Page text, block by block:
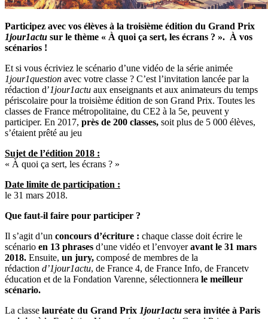
Participez avec vos élèves à la troisième édition du Grand Prix
1jour1actu sur le thème « À quoi ça sert, les écrans ? ». À vos
scénarios !
Et si vous écriviez le scénario d’une vidéo de la série animée
1jour1question avec votre classe ? C’est l’invitation lancée par la
rédaction d’1jour1actu aux enseignants et aux animateurs du temps
périscolaire pour la troisième édition de son Grand Prix. Toutes les
classes de France métropolitaine, du CE2 à la 5e, peuvent y
participer. En 2017, près de 200 classes, soit plus de 5 000 élèves,
s’étaient prêté au jeu
Sujet de l’édition 2018 :
« À quoi ça sert, les écrans ? »
Date limite de participation :
le 31 mars 2018.
Que faut-il faire pour participer ?
Il s’agit d’un concours d’écriture : chaque classe doit écrire le
scénario en 13 phrases d’une vidéo et l’envoyeravant le 31 mars
2018. Ensuite, un jury, composé de membres de la
rédaction d’1jour1actu, de France 4, de France Info, de Francetv
éducation et de la Fondation Varenne, sélectionnera le meilleur
scénario.
La classe lauréate du Grand Prix 1jour1actu sera invitée à Paris